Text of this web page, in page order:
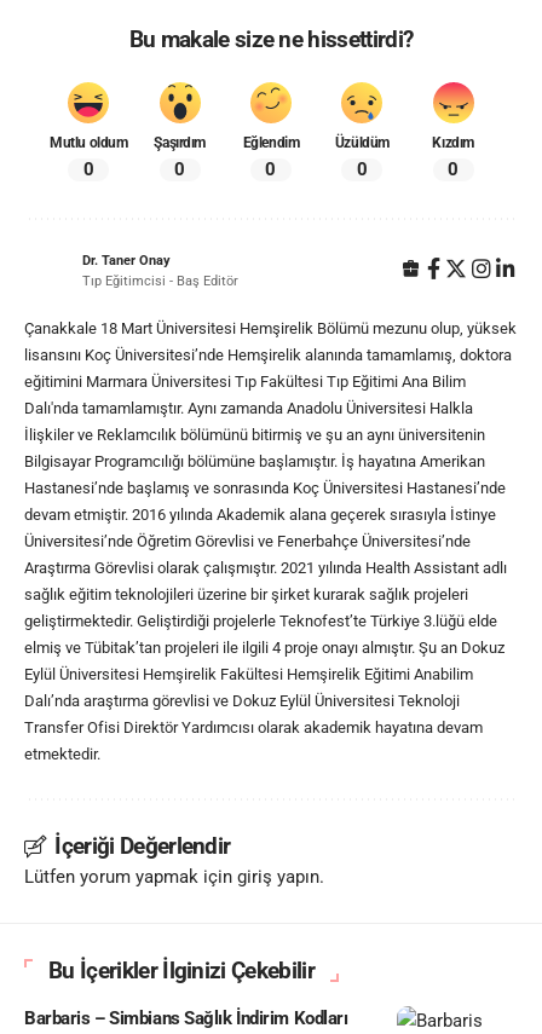
Bu makale size ne hissettirdi?
Mutlu oldum
0
Şaşırdım
0
Eğlendim
0
Üzüldüm
0
Kızdım
0
Dr. Taner Onay
Tıp Eğitimcisi - Baş Editör
Çanakkale 18 Mart Üniversitesi Hemşirelik Bölümü mezunu olup, yüksek
lisansını Koç Üniversitesi’nde Hemşirelik alanında tamamlamış, doktora
eğitimini Marmara Üniversitesi Tıp Fakültesi Tıp Eğitimi Ana Bilim
Dalı'nda tamamlamıştır. Aynı zamanda Anadolu Üniversitesi Halkla
İlişkiler ve Reklamcılık bölümünü bitirmiş ve şu an aynı üniversitenin
Bilgisayar Programcılığı bölümüne başlamıştır. İş hayatına Amerikan
Hastanesi’nde başlamış ve sonrasında Koç Üniversitesi Hastanesi’nde
devam etmiştir. 2016 yılında Akademik alana geçerek sırasıyla İstinye
Üniversitesi’nde Öğretim Görevlisi ve Fenerbahçe Üniversitesi’nde
Araştırma Görevlisi olarak çalışmıştır. 2021 yılında Health Assistant adlı
sağlık eğitim teknolojileri üzerine bir şirket kurarak sağlık projeleri
geliştirmektedir. Geliştirdiği projelerle Teknofest’te Türkiye 3.lüğü elde
elmiş ve Tübitak’tan projeleri ile ilgili 4 proje onayı almıştır. Şu an Dokuz
Eylül Üniversitesi Hemşirelik Fakültesi Hemşirelik Eğitimi Anabilim
Dalı’nda araştırma görevlisi ve Dokuz Eylül Üniversitesi Teknoloji
Transfer Ofisi Direktör Yardımcısı olarak akademik hayatına devam
etmektedir.
İçeriği Değerlendir
Lütfen yorum yapmak için giriş yapın.
Bu İçerikler İlginizi Çekebilir
Barbaris – Simbians Sağlık İndirim Kodları